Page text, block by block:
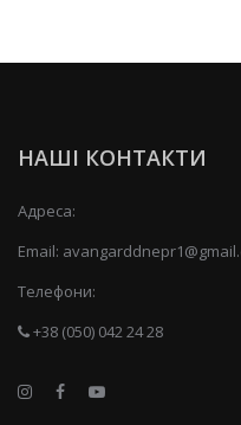
НАШІ КОНТАКТИ
Адреса:
Email:
Телефони:
+38 (050) 042 24 28